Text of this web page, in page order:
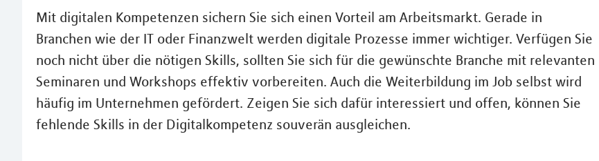
Mit digitalen Kompetenzen sichern Sie sich einen Vorteil am Arbeitsmarkt. Gerade in
Branchen wie der IT oder Finanzwelt werden digitale Prozesse immer wichtiger. Verfügen Sie
noch nicht über die nötigen Skills, sollten Sie sich für die gewünschte Branche mit relevanten
Seminaren und Workshops effektiv vorbereiten. Auch die Weiterbildung im Job selbst wird
häufig im Unternehmen gefördert. Zeigen Sie sich dafür interessiert und offen, können Sie
fehlende Skills in der Digitalkompetenz souverän ausgleichen.